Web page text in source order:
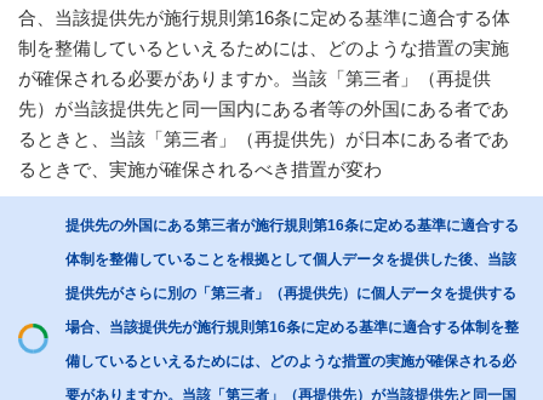
合
せ
合、当該提供先が施行規則第16条に定める基準に適合する体
制を整備しているといえるためには、どのような措置の実施
が確保される必要がありますか。当該「第三者」（再提供
先）が当該提供先と同一国内にある者等の外国にある者であ
るときと、当該「第三者」（再提供先）が日本にある者であ
るときで、実施が確保されるべき措置が変わ
提供先の外国にある第三者が施行規則第16条に定める基準に適合する
体制を整備していることを根拠として個人データを提供した後、当該
提供先がさらに別の「第三者」（再提供先）に個人データを提供する
場合、当該提供先が施行規則第16条に定める基準に適合する体制を整
備しているといえるためには、どのような措置の実施が確保される必
要がありますか。当該「第三者」（再提供先）が当該提供先と同一国